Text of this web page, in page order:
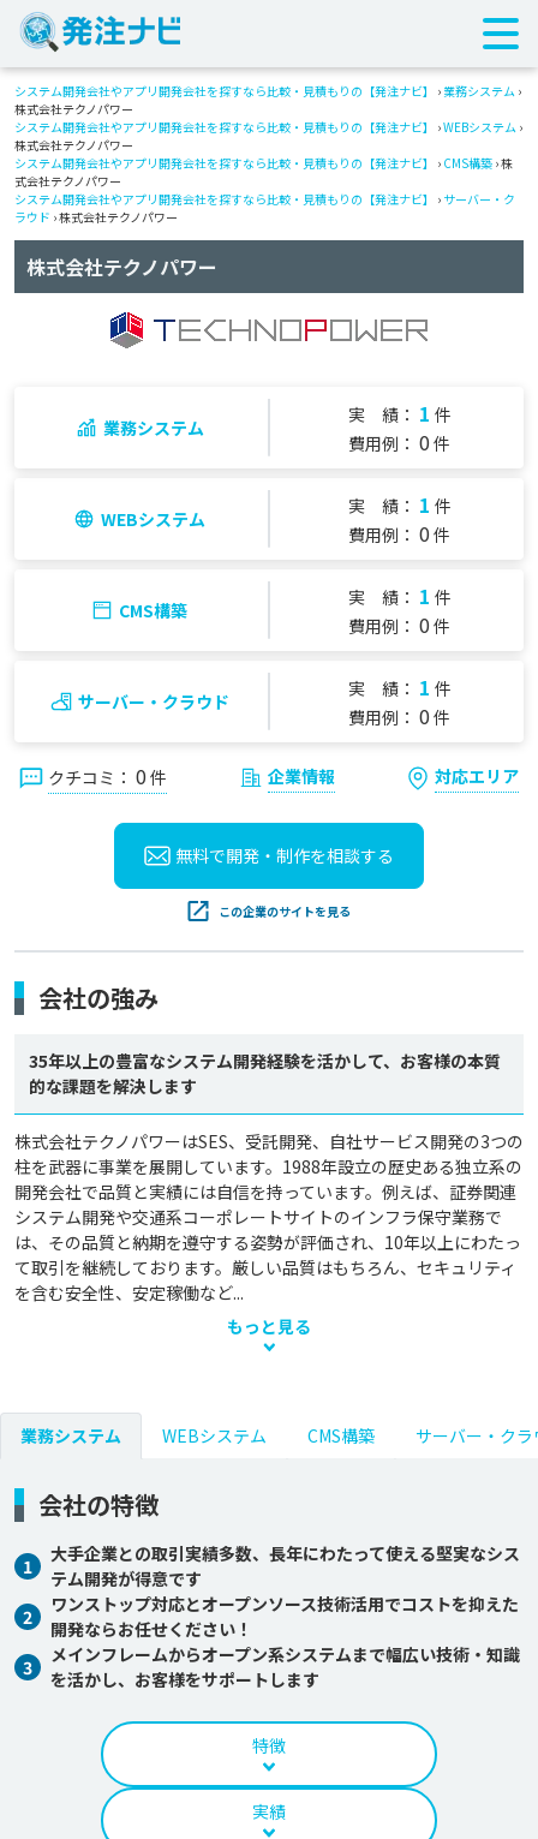
システム開発会社やアプリ開発会社を探すなら比較・見積もりの【発注ナビ】 › 業務システム ›
株式会社テクノパワー
システム開発会社やアプリ開発会社を探すなら比較・見積もりの【発注ナビ】
›WEBシステム ›
株式会社テクノパワー
システム開発会社やアプリ開発会社を探すなら比較・見積もりの【発注ナビ】
› CMS構築 › 株
式会社テクノパワー
システム開発会社やアプリ開発会社を探すなら比較・見積もりの【発注ナビ】
› サーバー・ク
ラウド › 株式会社テクノパワー
株式会社テクノパワー
業務システム
実 績： 1 件
費用例： 0 件
WEBシステム
実 績： 1 件
費用例： 0 件
CMS構築
実 績： 1 件
費用例： 0 件
サーバー・クラウド
実 績： 1 件
費用例： 0 件
クチコミ： 0 件 企業情報 対応エリア
無料で開発・制作を相談する
この企業のサイトを見る
会社の強み
35年以上の豊富なシステム開発経験を活かして、お客様の本質
的な課題を解決します
株式会社テクノパワーはSES、受託開発、自社サービス開発の3つの
柱を武器に事業を展開しています。1988年設立の歴史ある独立系の
開発会社で品質と実績には自信を持っています。例えば、証券関連
システム開発や交通系コーポレートサイトのインフラ保守業務で
は、その品質と納期を遵守する姿勢が評価され、10年以上にわたっ
て取引を継続しております。厳しい品質はもちろん、セキュリティ
を含む安全性、安定稼働など...
もっと見る
業務システム WEBシステム CMS構築 サーバー・クラ
会社の特徴
1
大手企業との取引実績多数、長年にわたって使える堅実なシス
テム開発が得意です
2
ワンストップ対応とオープンソース技術活用でコストを抑えた
開発ならお任せください！
3
メインフレームからオープン系システムまで幅広い技術・知識
を活かし、お客様をサポートします
特徴
実績